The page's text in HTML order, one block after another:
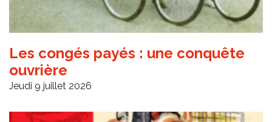
Les congés payés : une conquête
ouvrière
Jeudi 9 juillet 2026